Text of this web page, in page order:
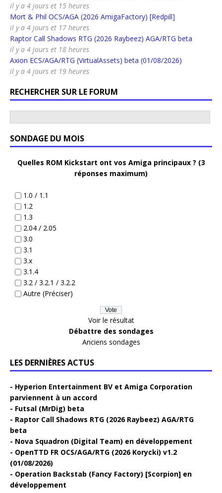
il y a 4 jours et 15 heures
Mort & Phil OCS/AGA (2026 AmigaFactory) [Redpill]
il y a 4 jours et 17 heures
Raptor Call Shadows RTG (2026 Raybeez) AGA/RTG beta
il y a 4 jours et 18 heures
Axion ECS/AGA/RTG (VirtualAssets) beta (01/08/2026)
il y a 4 jours et 19 heures
RECHERCHER SUR LE FORUM
SONDAGE DU MOIS
Quelles ROM Kickstart ont vos Amiga principaux ? (3
réponses maximum)
1.0 / 1.1
1.2
1.3
2.04 / 2.05
3.0
3.1
3.x
3.1.4
3.2 / 3.2.1 / 3.2.2
Autre (Préciser)
Voir le résultat
Débattre des sondages
Anciens sondages
LES DERNIÈRES ACTUS
Hyperion Entertainment BV et Amiga Corporation
parviennent à un accord
Futsal (MrDig) beta
Raptor Call Shadows RTG (2026 Raybeez) AGA/RTG
beta
Nova Squadron (Digital Team) en développement
OpenTTD FR OCS/AGA/RTG (2026 Korycki) v1.2
(01/08/2026)
Operation Backstab (Fancy Factory) [Scorpion] en
développement